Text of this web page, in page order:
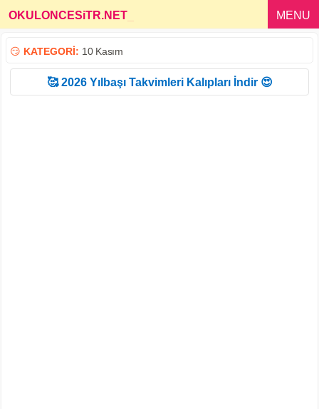
OKULONCESiTR.NET MENU
😏 KATEGORİ: 10 Kasım
🥰 2026 Yılbaşı Takvimleri Kalıpları İndir 😍